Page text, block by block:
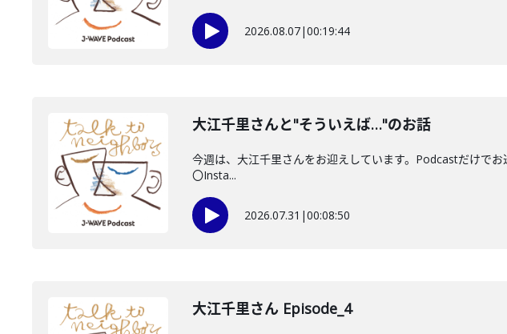
2026.08.07|00:19:44
大江千里さんと"そういえば…"のお話
今週は、大江千里さんをお迎えしています。Podcastだけで
〇Insta...
2026.07.31 |00:08:50
大江千里さん Episode_4